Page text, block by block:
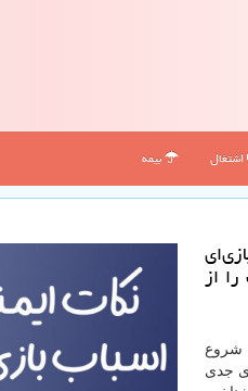
اشتغال بیمه
از
شروع
جدی